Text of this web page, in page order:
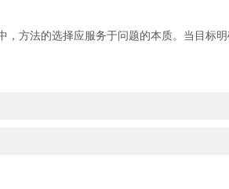
方法的选择应服务于问题的本质。当目标